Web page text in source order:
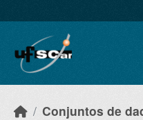
Conjuntos de